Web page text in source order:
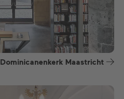
Dominicanenkerk Maastricht